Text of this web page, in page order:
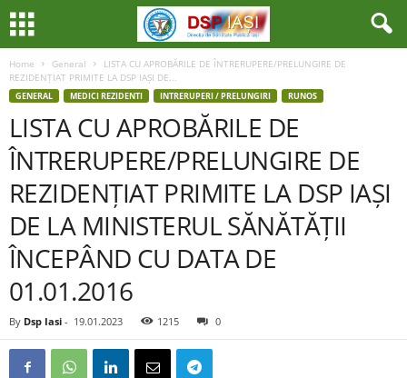
Home General
LISTA CU APROBĂRILE DE ÎNTRERUPERE/PRELUNGIRE DE
REZIDENȚIAT PRIMITE LA DSP IAȘI DE...
GENERAL MEDICI REZIDENTI INTRERUPERI / PRELUNGIRI RUNOS
LISTA CU APROBĂRILE DE
ÎNTRERUPERE/PRELUNGIRE DE
REZIDENȚIAT PRIMITE LA DSP IAȘI
DE LA MINISTERUL SĂNĂTĂȚII
ÎNCEPÂND CU DATA DE
01.01.2016
By Dsp Iasi - 19.01.2023 1215 0